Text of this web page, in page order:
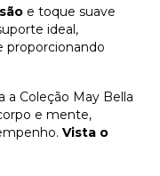
e toque suave
ideal,
proporcionando
a Coleção May Bella
e mente,
Vista o